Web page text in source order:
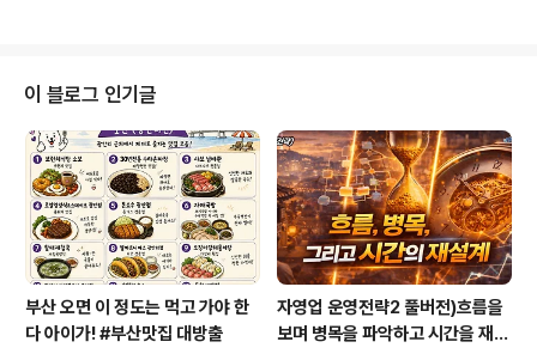
른 저자의 어린시절 이야기로 다소 실망스러웠다. 하지만 그 역시 글쓰기의 일
환이었다는 생각이 들었다. 상당히 공감할 수 있는 부분이 많아서 내게는 도움
이 되었다. '에..
이 블로그 인기글
부산 오면 이 정도는 먹고 가야 한
다 아이가! #부산맛집 대방출
자영업 운영전략2 풀버전)흐름을
보며 병목을 파악하고 시간을 재설